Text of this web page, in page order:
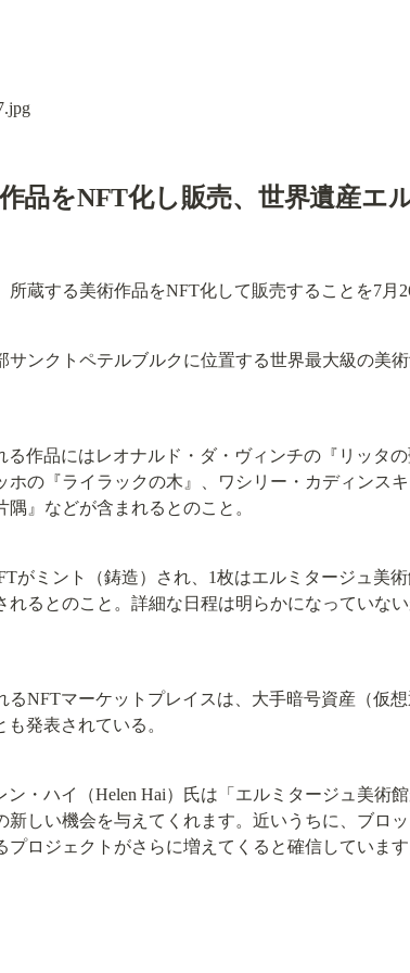
品をNFT化し販売、世界遺産エ
蔵する美術作品をNFT化して販売することを7月
サンクトペテルブルクに位置する世界最大級の美
る作品にはレオナルド・ダ・ヴィンチの『リッタ
ホの『ライラックの木』、ワシリー・カディンス
』などが含まれるとのこと。
がミント（鋳造）され、1枚はエルミタージュ美
れるとのこと。詳細な日程は明らかになっていな
るNFTマーケットプレイスは、大手暗号資産（仮
発表されている。
・ハイ（Helen Hai）氏は「エルミタージュ美術
しい機会を与えてくれます。近いうちに、ブロ
ロジェクトがさらに増えてくると確信しています